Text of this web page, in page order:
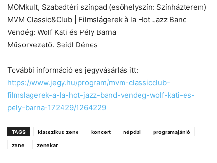
MOMkult, Szabadtéri színpad (esőhelyszín: Színházterem)
MVM Classic&Club | Filmslágerek à la Hot Jazz Band
Vendég: Wolf Kati és Pély Barna
Műsorvezető: Seidl Dénes
További információ és jegyvásárlás itt:
https://www.jegy.hu/program/mvm-classicclub-
filmslagerek-a-la-hot-jazz-band-vendeg-wolf-kati-es-
pely-barna-172429/1264229
TAGS klasszikus zene koncert népdal
programajánló
zene
zenekar